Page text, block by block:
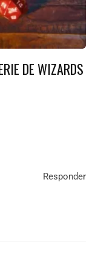
DE WIZARDS
Responder